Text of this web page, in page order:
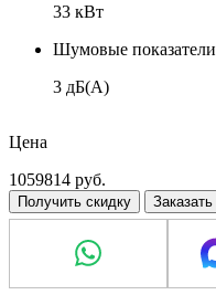
33 кВт
Шумовые показатели
3 дБ(А)
Цена
1059814 руб.
Получить скидку Заказать